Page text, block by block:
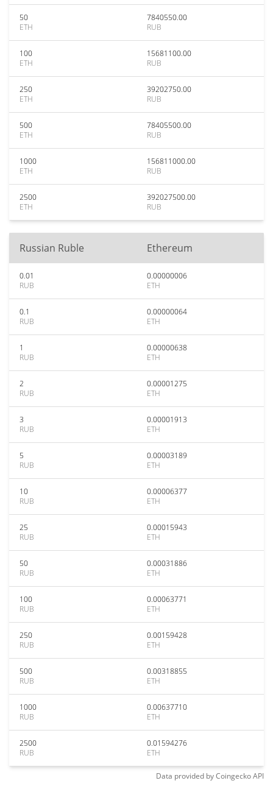
50
ETH
7840550.00
RUB
100
ETH
15681100.00
RUB
250
ETH
39202750.00
RUB
500
ETH
78405500.00
RUB
1000
ETH
156811000.00
RUB
2500
ETH
392027500.00
RUB
Russian Ruble Ethereum
0.01
RUB
0.00000006
ETH
0.1
RUB
0.00000064
ETH
1
RUB
0.00000638
ETH
2
RUB
0.00001275
ETH
3
RUB
0.00001913
ETH
5
RUB
0.00003189
ETH
10
RUB
0.00006377
ETH
25
RUB
0.00015943
ETH
50
RUB
0.00031886
ETH
100
RUB
0.00063771
ETH
250
RUB
0.00159428
ETH
500
RUB
0.00318855
ETH
1000
RUB
0.00637710
ETH
2500
RUB
0.01594276
ETH
Data provided byCoingeckoAPI